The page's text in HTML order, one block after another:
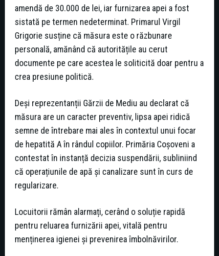
amendă de 30.000 de lei, iar furnizarea apei a fost
sistată pe termen nedeterminat. Primarul Virgil
Grigorie susține că măsura este o răzbunare
personală, amănând că autoritățile au cerut
documente pe care acestea le soliticită doar pentru a
crea presiune politică.
Deși reprezentanții Gărzii de Mediu au declarat că
măsura are un caracter preventiv, lipsa apei ridică
semne de întrebare mai ales în contextul unui focar
de hepatită A în rândul copiilor. Primăria Coșoveni a
contestat în instanță decizia suspendării, subliniind
că operațiunile de apă și canalizare sunt în curs de
regularizare.
Locuitorii rămân alarmați, cerând o soluție rapidă
pentru reluarea furnizării apei, vitală pentru
menținerea igienei și prevenirea îmbolnăvirilor.